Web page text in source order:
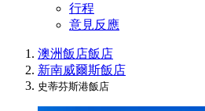
行程
意見反應
澳洲飯店飯店
新南威爾斯飯店
史蒂芬斯港飯店